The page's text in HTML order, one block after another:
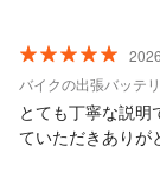
バイクの出張バッテ
とても丁寧な説明
ていただきありが